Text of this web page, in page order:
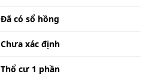
Đã có sổ hồng
Chưa xác định
Thổ cư 1 phần